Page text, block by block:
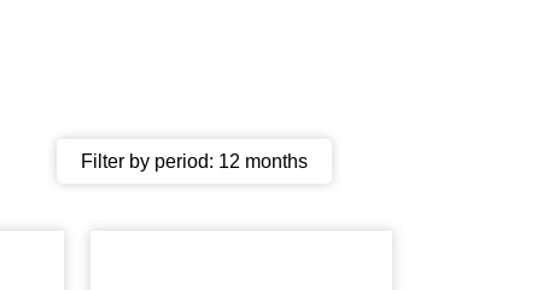
Filter by period: 12 months